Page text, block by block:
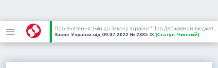
Про внесення змін до Закону України "Про Державний бюджет України на 2022 рік"
Закон України від 09.07.2022 № 2385-IX (Статус: Чинний)